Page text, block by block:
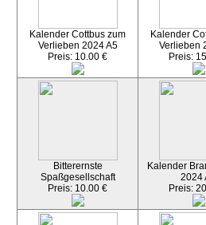
Kalender Cottbus zum
Verlieben 2024 A5
Preis: 10.00 €
Kalender
Verlieben
Preis:
Bitterernste
Spaßgesellschaft
Preis: 10.00 €
Kalender
2024
Preis: